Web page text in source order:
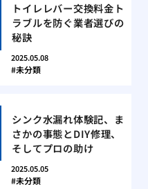
トイレレバー交換料金ト
ラブルを防ぐ業者選びの
秘訣
2025.05.08
未分類
シンク水漏れ体験記、ま
さかの事態とDIY修理、
そしてプロの助け
2025.05.05
未分類